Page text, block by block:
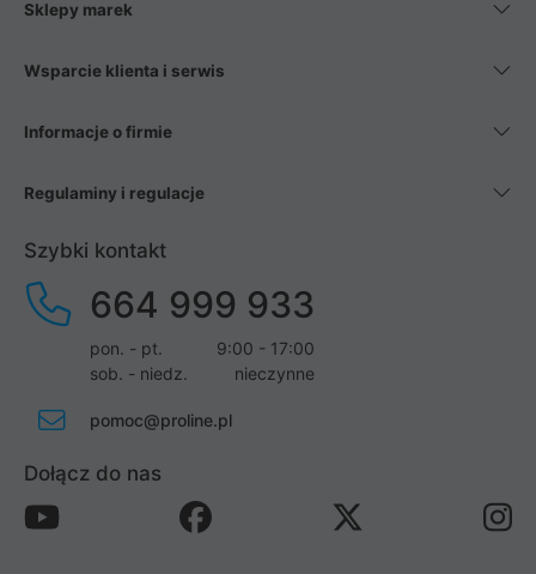
Sklepy marek
Wsparcie klienta i serwis
Informacje o firmie
Regulaminy i regulacje
Szybki kontakt
664 999 933
pon. - pt.
9:00 - 17:00
sob. - niedz.
nieczynne
pomoc@proline.pl
Dołącz do nas